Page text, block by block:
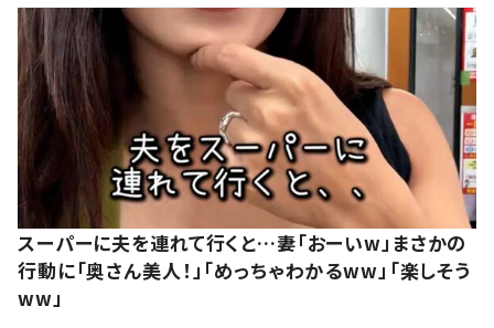
スーパーに夫を連れて行くと…妻「おーいw」まさかの
行動に「奥さん美人！」「めっちゃわかるww」「楽しそう
ww」